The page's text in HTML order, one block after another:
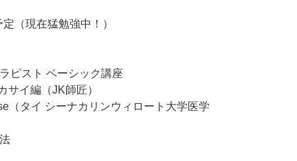
現在猛勉強中！）
ピスト ベーシック講座
サイ編（JK師匠）
（タイ シーナカリンウィロート大学医学